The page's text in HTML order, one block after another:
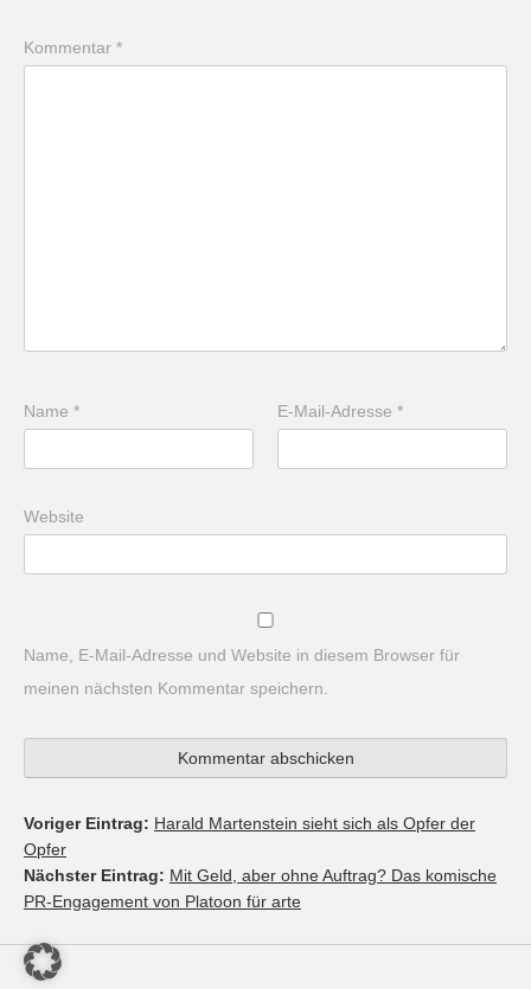
Kommentar *
Name * E-Mail-Adresse*
Website
Name, E-Mail-Adresse und Website in diesem Browser für
meinen nächsten Kommentar speichern.
Voriger Eintrag: Harald Martenstein sieht sich als Opfer der
Opfer
Nächster Eintrag: Mit Geld, aber ohne Auftrag? Das komische
PR-Engagement von Platoon für arte